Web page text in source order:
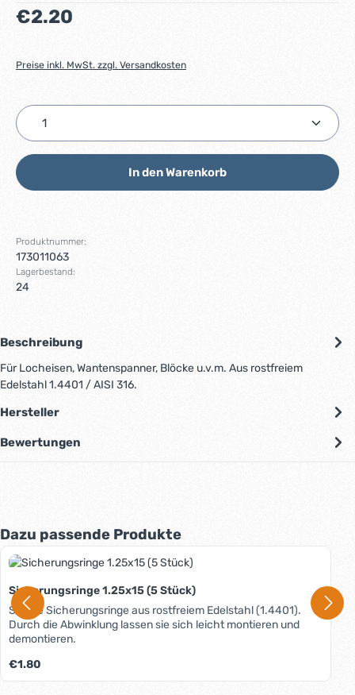
Regulärer Preis:
€2.20
Preise inkl. MwSt. zzgl. Versandkosten
Produkt Anzahl: Gib den gewünschten Wert ein
In den Warenkorb
Produktnummer:
173011063
Lagerbestand:
24
Beschreibung
Für Locheisen, Wantenspanner, Blöcke u.v.m. Aus rostfreiem
Edelstahl 1.4401 / AISI 316.
Hersteller
Bewertungen
Produktgalerie überspringen
Dazu passende Produkte
Sicherungsringe 1.25x15 (5 Stück)
Stabile Sicherungsringe aus rostfreiem Edelstahl (1.4401).
Durch die Abwinklung lassen sie sich leicht montieren und
demontieren.
Regulärer Preis:
€1.80